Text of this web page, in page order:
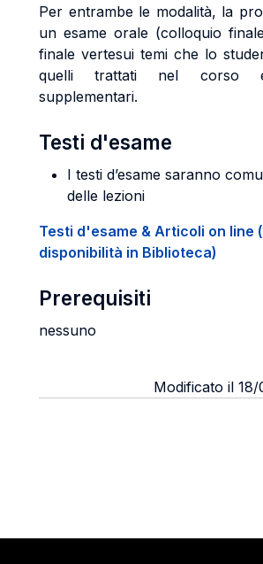
Per entrambe le modalità, la
un esame orale (colloquio
finale vertesui temi che lo
quelli trattati nel corso
supplementari.
Testi d'esame
I testi d’esame saranno
delle lezioni
Testi d'esame & Articoli on line
disponibilità in Biblioteca)
Prerequisiti
nessuno
Modificato il